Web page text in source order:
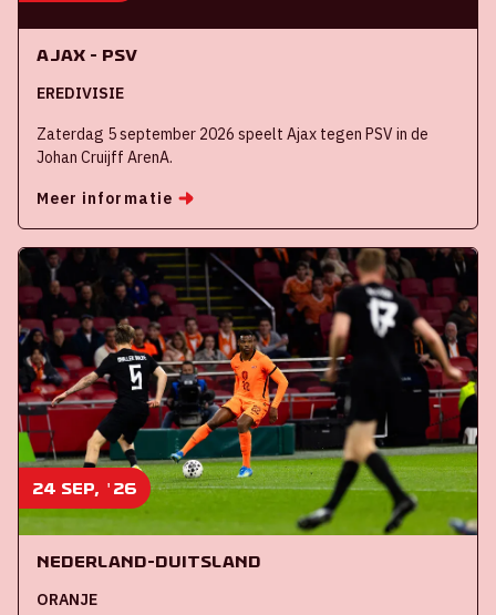
Ajax - PSV
EREDIVISIE
Zaterdag 5 september 2026 speelt Ajax tegen PSV in de
Johan Cruijff ArenA.
Meer informatie
24 sep, '26
Nederland-Duitsland
ORANJE